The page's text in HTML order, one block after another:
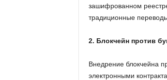
зашифрованном
традиционные
2. Блокчейн против
Внед­ре­ние блок­чей­на
элек­трон­ны­ми